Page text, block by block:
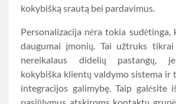
kokybišką srautą bei pardavimus.
Personalizacija nėra tokia
daugumai įmonių. Tai užtruks
nereikalaus didelių pastangų,
kokybiška klientų valdymo sistema
integracijos galimybę. Taip galėsite